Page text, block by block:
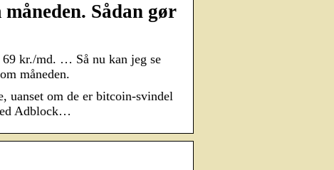
Sådan gør
kr./md. … Så nu kan jeg se
måneden.
uanset om de er bitcoin-svindel
Adblock…